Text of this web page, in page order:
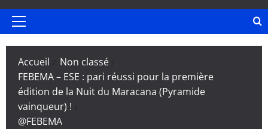
Menu
Accueil
Non classé
FEBEMA – ESE : pari réussi pour la première
édition de la Nuit du Maracana (Pyramide
vainqueur) !
@FEBEMA